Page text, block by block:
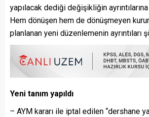
yapılacak dediği değişikliğin
Hem dönüşen hem de dönüşmeyen
planlanan yeni düzenlemenin ayrıntıları
Yeni tanım yapıldı
– AYM kararı ile iptal edilen “dershane